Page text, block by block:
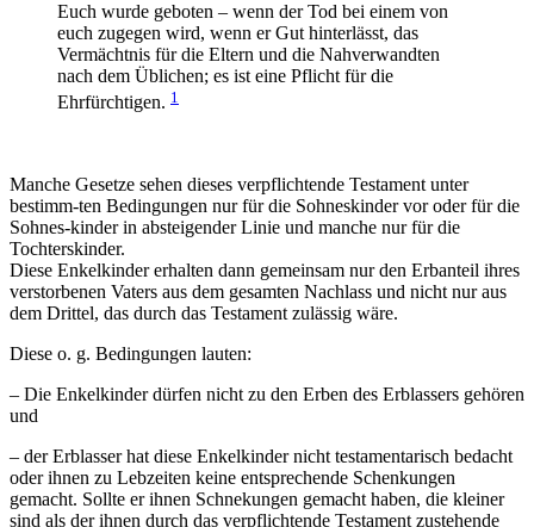
Euch wurde geboten – wenn der Tod bei einem von
euch zugegen wird, wenn er Gut hinterlässt, das
Vermächtnis für die Eltern und die Nahverwandten
nach dem Üblichen; es ist eine Pflicht für die
Ehrfürchtigen. 1
Manche Gesetze sehen dieses verpflichtende Testament unter
bestimm-ten Bedingungen nur für die Sohneskinder vor oder für die
Sohnes-kinder in absteigender Linie und manche nur für die
Tochterskinder.
Diese Enkelkinder erhalten dann gemeinsam nur den Erbanteil ihres
verstorbenen Vaters aus dem gesamten Nachlass und nicht nur aus
dem Drittel, das durch das Testament zulässig wäre.
Diese o. g. Bedingungen lauten:
– Die Enkelkinder dürfen nicht zu den Erben des Erblassers gehören
und
– der Erblasser hat diese Enkelkinder nicht testamentarisch bedacht
oder ihnen zu Lebzeiten keine entsprechende Schenkungen
gemacht. Sollte er ihnen Schnekungen gemacht haben, die kleiner
sind als der ihnen durch das verpflichtende Testament zustehende